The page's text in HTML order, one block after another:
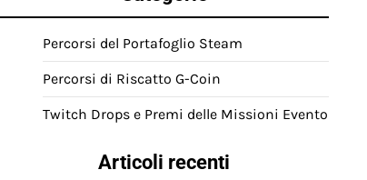
Percorsi del Portafoglio Steam
Percorsi di Riscatto G-Coin
Twitch Drops e Premi delle Missioni Evento
Articoli recenti